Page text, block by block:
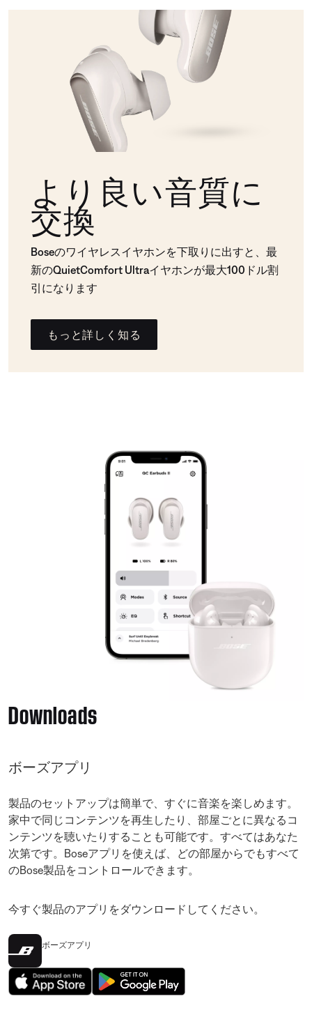
より良い音質に
交換
Boseのワイヤレスイヤホンを下取りに出すと、最
新のQuietComfort Ultraイヤホンが最大100ドル割
引になります
もっと詳しく知る
Downloads
ボーズアプリ
製品のセットアップは簡単で、すぐに音楽を楽しめます。
家中で同じコンテンツを再生したり、部屋ごとに異なるコ
ンテンツを聴いたりすることも可能です。すべてはあなた
次第です。Boseアプリを使えば、どの部屋からでもすべて
のBose製品をコントロールできます。
今すぐ製品のアプリをダウンロードしてください。
ボーズアプリ